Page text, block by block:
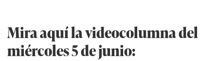
Mira aquí la videocolumna del
miércoles 5 de junio: